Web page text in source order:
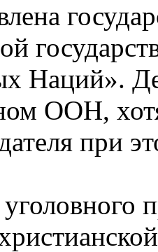
Наций».
ООН,
при